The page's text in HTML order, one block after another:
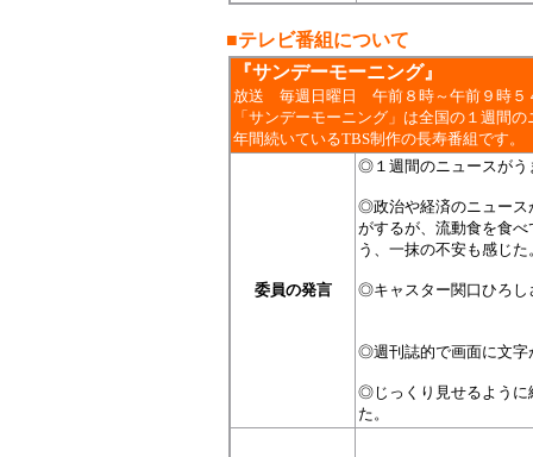
■テレビ番組について
『サンデーモーニング』
放送 毎週日曜日 午前８ 時～午前９時５
「サンデーモーニング」は全国の１週間
年間続いているTBS制作の長寿番組です。
委員の発言
◎１週間のニュースがう
◎政治や経済のニュース
がするが、流動食を食
う、一抹の不安も感じた
◎キャスター関口ひろし
◎週刊誌的で画面に文字
◎じっくり見せるように
た。